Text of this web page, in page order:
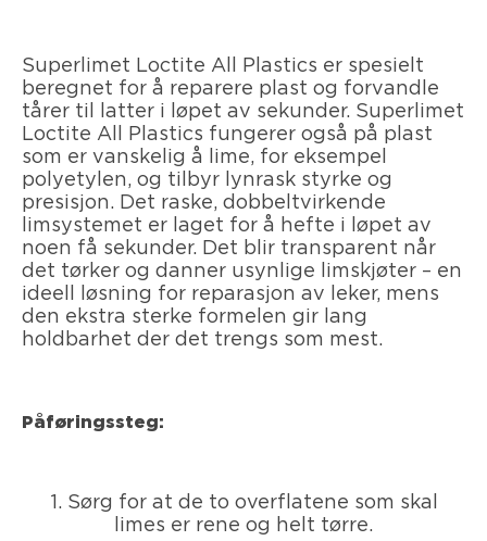
Superlimet Loctite All Plastics er spesielt
beregnet for å reparere plast og forvandle
tårer til latter i løpet av sekunder. Superlimet
Loctite All Plastics fungerer også på plast
som er vanskelig å lime, for eksempel
polyetylen, og tilbyr lynrask styrke og
presisjon. Det raske, dobbeltvirkende
limsystemet er laget for å hefte i løpet av
noen få sekunder. Det blir transparent når
det tørker og danner usynlige limskjøter – en
ideell løsning for reparasjon av leker, mens
den ekstra sterke formelen gir lang
holdbarhet der det trengs som mest.
Påføringssteg:
1. Sørg for at de to overflatene som skal
limes er rene og helt tørre.